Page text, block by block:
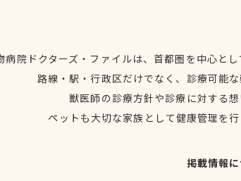
病院ドクターズ・ファイルは、首都圏を中心と
路線・駅・行政区だけでなく、診療可能
獣医師の診療方針や診療に対する
ペットも大切な家族として健康管理を
掲載情報